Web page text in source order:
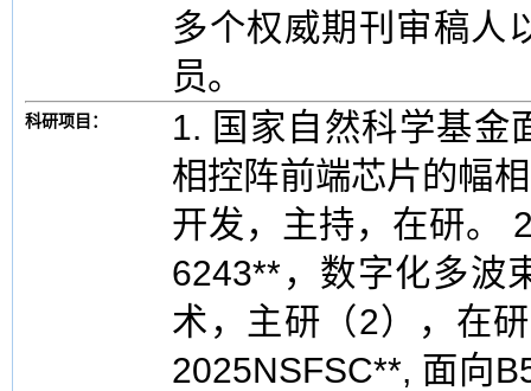
多个权威期刊审稿人
员。
科研项目：
1. 国家自然科学基金
相控阵前端芯片的幅
开发，主持，在研。
6243**，数字化多波
术，主研（2），在
2025NSFSC**, 面向